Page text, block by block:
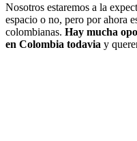
Nosotros estaremos a la
espacio o no, pero por ahora
colombianas. Hay mucha
en Colombia todavia y